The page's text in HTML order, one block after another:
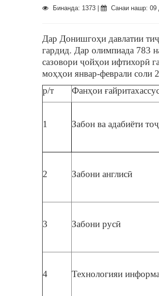
Бинанда: 1373 | Санаи нашр: 09
Дар Донишгоҳи давлатии
гардид. Дар олимпиада 783
сазовори ҷойҳои ифтихорӣ
моҳҳои январ-феврали соли
р/т
Фанҳои
1 Забон ва адабиёти
2 Забони англисӣ
3 Забони русӣ
4 Технологияи